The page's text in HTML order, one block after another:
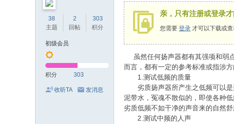
38
主题
2
回帖
303
积分
初级会员
积分 303
收听TA 发消息
亲，只有注册或登录
您需要 登录 才可以下载或
虽然任何扬声器都有其强项和弱
而言，都有一定的参考标准或指涉方
1.测试低频的质量
劣质扬声器所产生之低频可以是
泥带水，冤魂不散似的，即使各种
劣质低频不如干净的声音来的自然舒
2.测试中频的人声